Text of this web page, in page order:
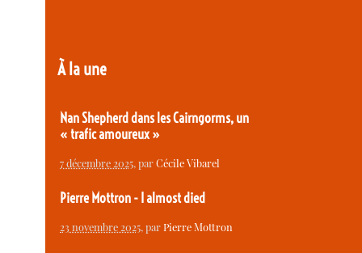
À la une
Nan Shepherd dans les Cairngorms, un
« trafic amoureux »
7 décembre 2025, parCécile Vibarel
Pierre Mottron - I almost died
23 novembre 2025, parPierre Mottron